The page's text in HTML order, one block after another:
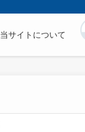
当サイトについて